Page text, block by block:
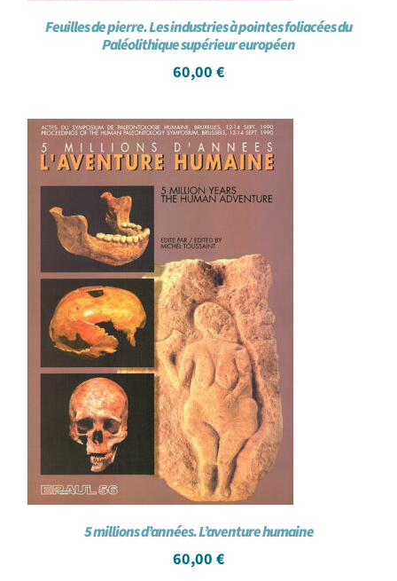
Feuilles de pierre. Les industries à pointes foliacées du
Paléolithique supérieur européen
60,00 €
5 millions d’années. L’aventure humaine
60,00 €